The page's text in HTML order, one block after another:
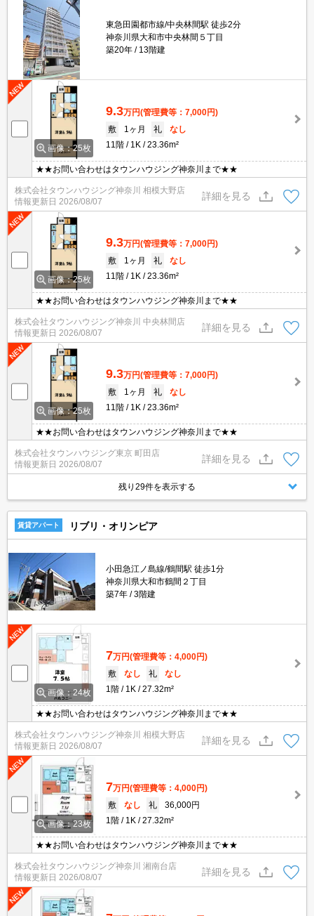
東急田園都市線/中央林間駅 徒歩2分
神奈川県大和市中央林間５丁目
築20年
13階建
画像：25枚
9.3万円(管理費等：7,000円)
敷
1ヶ月 礼
なし
11階
1K 23.36m²
★★お問い合わせはタウンハウジング神奈川まで★★
株式会社タウンハウジング神奈川 相模大野店
情報更新日 2026/08/07
詳細を見る
画像：25枚
9.3万円(管理費等：7,000円)
敷
1ヶ月 礼
なし
11階
1K 23.36m²
★★お問い合わせはタウンハウジング神奈川まで★★
株式会社タウンハウジング神奈川 中央林間店
情報更新日 2026/08/07
詳細を見る
画像：25枚
9.3万円(管理費等：7,000円)
敷
1ヶ月 礼
なし
11階
1K 23.36m²
★★お問い合わせはタウンハウジング神奈川まで★★
株式会社タウンハウジング東京 町田店
情報更新日 2026/08/07
詳細を見る
残り29件を表示する
賃貸アパート リブリ・オリンピア
小田急江ノ島線/鶴間駅 徒歩1分
神奈川県大和市鶴間２丁目
築7年
3階建
画像：24枚
7万円(管理費等：4,000円)
敷
なし 礼
なし
1階
1K 27.32m²
★★お問い合わせはタウンハウジング神奈川まで★★
株式会社タウンハウジング神奈川 相模大野店
情報更新日 2026/08/07
詳細を見る
画像：23枚
7万円(管理費等：4,000円)
敷
なし 礼
36,000円
1階
1K 27.32m²
★★お問い合わせはタウンハウジング神奈川まで★★
株式会社タウンハウジング神奈川 湘南台店
情報更新日 2026/08/07
詳細を見る